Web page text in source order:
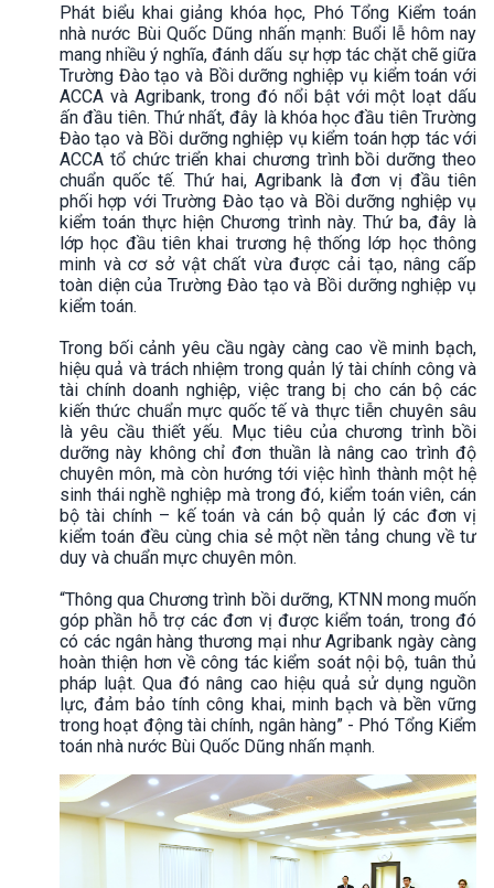
Phát biểu khai giảng khóa học, Phó Tổng Kiểm toán
nhà nước Bùi Quốc Dũng nhấn mạnh: Buổi lễ hôm nay
mang nhiều ý nghĩa, đánh dấu sự hợp tác chặt chẽ giữa
Trường Đào tạo và Bồi dưỡng nghiệp vụ kiểm toán với
ACCA và Agribank, trong đó nổi bật với một loạt dấu
ấn đầu tiên. Thứ nhất, đây là khóa học đầu tiên Trường
Đào tạo và Bồi dưỡng nghiệp vụ kiểm toán hợp tác với
ACCA tổ chức triển khai chương trình bồi dưỡng theo
chuẩn quốc tế. Thứ hai, Agribank là đơn vị đầu tiên
phối hợp với Trường Đào tạo và Bồi dưỡng nghiệp vụ
kiểm toán thực hiện Chương trình này. Thứ ba, đây là
lớp học đầu tiên khai trương hệ thống lớp học thông
minh và cơ sở vật chất vừa được cải tạo, nâng cấp
toàn diện của Trường Đào tạo và Bồi dưỡng nghiệp vụ
kiểm toán.
Trong bối cảnh yêu cầu ngày càng cao về minh bạch,
hiệu quả và trách nhiệm trong quản lý tài chính công và
tài chính doanh nghiệp, việc trang bị cho cán bộ các
kiến thức chuẩn mực quốc tế và thực tiễn chuyên sâu
là yêu cầu thiết yếu. Mục tiêu của chương trình bồi
dưỡng này không chỉ đơn thuần là nâng cao trình độ
chuyên môn, mà còn hướng tới việc hình thành một hệ
sinh thái nghề nghiệp mà trong đó, kiểm toán viên, cán
bộ tài chính – kế toán và cán bộ quản lý các đơn vị
kiểm toán đều cùng chia sẻ một nền tảng chung về tư
duy và chuẩn mực chuyên môn.
“Thông qua Chương trình bồi dưỡng, KTNN mong muốn
góp phần hỗ trợ các đơn vị được kiểm toán, trong đó
có các ngân hàng thương mại như Agribank ngày càng
hoàn thiện hơn về công tác kiểm soát nội bộ, tuân thủ
pháp luật. Qua đó nâng cao hiệu quả sử dụng nguồn
lực, đảm bảo tính công khai, minh bạch và bền vững
trong hoạt động tài chính, ngân hàng” - Phó Tổng Kiểm
toán nhà nước Bùi Quốc Dũng nhấn mạnh.